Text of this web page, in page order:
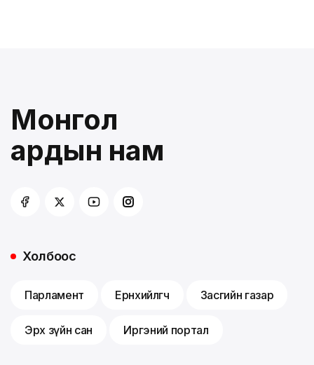
Монгол
ардын нам
Холбоос
Парламент Ерөнхийлөгч Засгийн газар
Эрх зүйн сан Иргэний портал